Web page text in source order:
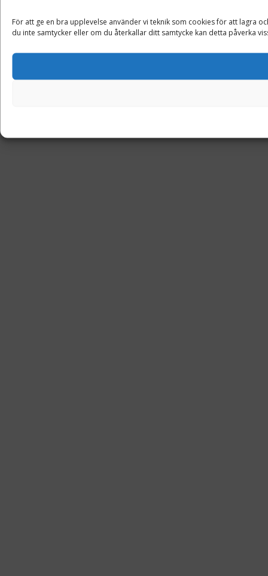
För att ge en bra upplevelse använder vi teknik som cookies för att lagra
du inte samtycker eller om du återkallar ditt samtycke kan detta påverka